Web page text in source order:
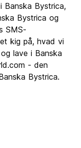
Banska Bystrica,
Bystrica og
SMS-
kig på, hvad vi
lave i Banska
- den
Bystrica.